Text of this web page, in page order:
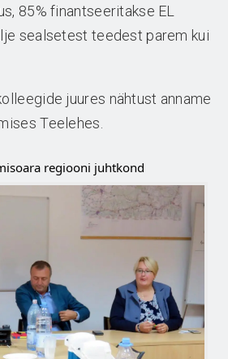
85% finantseeritakse EL
sealsetest teedest parem kui
juures nähtust anname
Teelehes.
regiooni juhtkond